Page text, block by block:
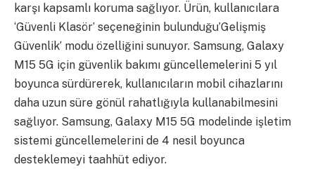
karşı kapsamlı koruma sağlıyor. Ürün, kullanıcılara
‘Güvenli Klasör’ seçeneğinin bulunduğu’Gelişmiş
Güvenlik’ modu özelliğini sunuyor. Samsung, Galaxy
M15 5G için güvenlik bakımı güncellemelerini 5 yıl
boyunca sürdürerek, kullanıcıların mobil cihazlarını
daha uzun süre gönül rahatlığıyla kullanabilmesini
sağlıyor. Samsung, Galaxy M15 5G modelinde işletim
sistemi güncellemelerini de 4 nesil boyunca
desteklemeyi taahhüt ediyor.